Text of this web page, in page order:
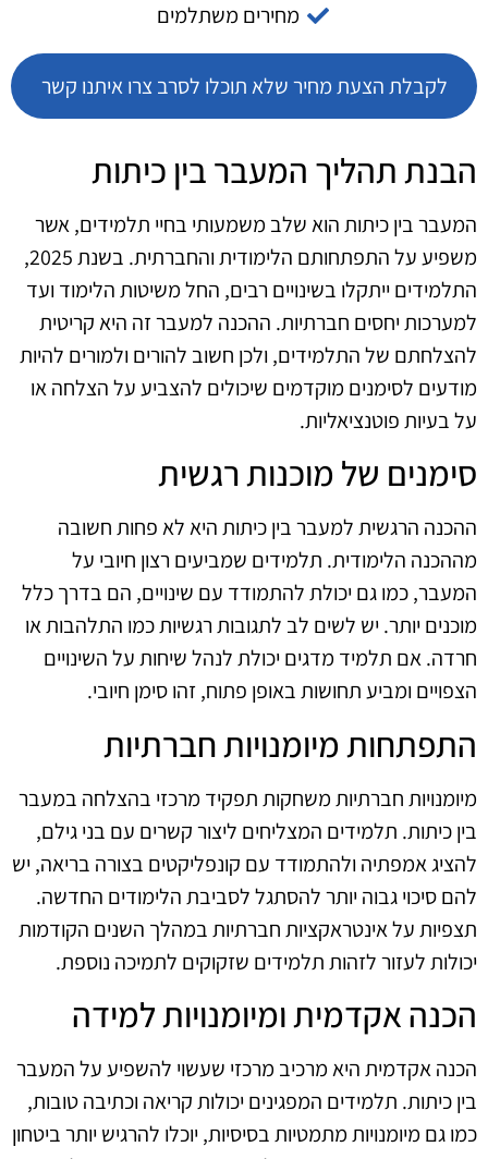
מחירים משתלמים
לקבלת הצעת מחיר שלא תוכלו לסרב צרו איתנו קשר
הבנת תהליך המעבר בין כיתות
המעבר בין כיתות הוא שלב משמעותי בחיי תלמידים, אשר
משפיע על התפתחותם הלימודית והחברתית. בשנת 2025,
התלמידים ייתקלו בשינויים רבים, החל משיטות הלימוד ועד
למערכות יחסים חברתיות. ההכנה למעבר זה היא קריטית
להצלחתם של התלמידים, ולכן חשוב להורים ולמורים להיות
מודעים לסימנים מוקדמים שיכולים להצביע על הצלחה או
על בעיות פוטנציאליות.
סימנים של מוכנות רגשית
ההכנה הרגשית למעבר בין כיתות היא לא פחות חשובה
מההכנה הלימודית. תלמידים שמביעים רצון חיובי על
המעבר, כמו גם יכולת להתמודד עם שינויים, הם בדרך כלל
מוכנים יותר. יש לשים לב לתגובות רגשיות כמו התלהבות או
חרדה. אם תלמיד מדגים יכולת לנהל שיחות על השינויים
הצפויים ומביע תחושות באופן פתוח, זהו סימן חיובי.
התפתחות מיומנויות חברתיות
מיומנויות חברתיות משחקות תפקיד מרכזי בהצלחה במעבר
בין כיתות. תלמידים המצליחים ליצור קשרים עם בני גילם,
להציג אמפתיה ולהתמודד עם קונפליקטים בצורה בריאה, יש
להם סיכוי גבוה יותר להסתגל לסביבת הלימודים החדשה.
תצפיות על אינטראקציות חברתיות במהלך השנים הקודמות
יכולות לעזור לזהות תלמידים שזקוקים לתמיכה נוספת.
הכנה אקדמית ומיומנויות למידה
הכנה אקדמית היא מרכיב מרכזי שעשוי להשפיע על המעבר
בין כיתות. תלמידים המפגינים יכולות קריאה וכתיבה טובות,
כמו גם מיומנויות מתמטיות בסיסיות, יוכלו להרגיש יותר ביטחון